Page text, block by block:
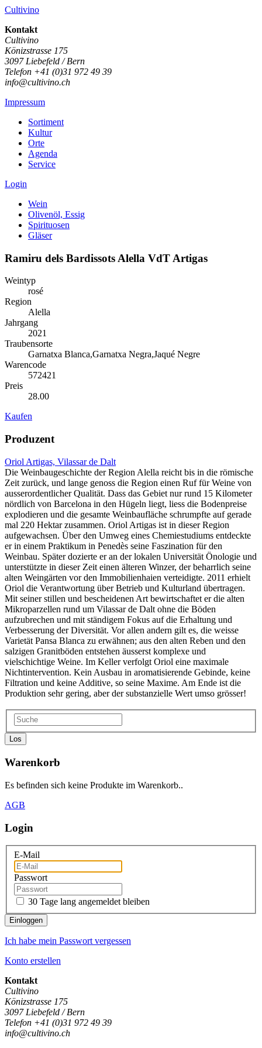
Cultivino
Kontakt
Cultivino
Könizstrasse 175
3097 Liebefeld / Bern
Telefon +41 (0)31 972 49 39
info@cultivino.ch
Impressum
Sortiment
Kultur
Orte
Agenda
Service
Login
Wein
Olivenöl, Essig
Spirituosen
Gläser
Ramiru dels Bardissots Alella VdT Artigas
Weintyp
rosé
Region
Alella
Jahrgang
2021
Traubensorte
Garnatxa Blanca,Garnatxa Negra,Jaqué Negre
Warencode
572421
Preis
28.00
Kaufen
Produzent
Oriol Artigas, Vilassar de Dalt
Die Weinbaugeschichte der Region Alella reicht bis in die römische
Zeit zurück, und lange genoss die Region einen Ruf für Weine von
ausserordentlicher Qualität. Dass das Gebiet nur rund 15 Kilometer
nördlich von Barcelona in den Hügeln liegt, liess die Bodenpreise
explodieren und die gesamte Weinbaufläche schrumpfte auf gerade
mal 220 Hektar zusammen. Oriol Artigas ist in dieser Region
aufgewachsen. Über den Umweg eines Chemiestudiums entdeckte
er in einem Praktikum in Penedès seine Faszination für den
Weinbau. Später dozierte er an der lokalen Universität Önologie und
unterstützte in dieser Zeit einen älteren Winzer, der beharrlich seine
alten Weingärten vor den Immobilienhaien verteidigte. 2011 erhielt
Oriol die Verantwortung über Betrieb und Kulturland übertragen.
Mit seiner stillen und bescheidenen Art bewirtschaftet er die alten
Mikroparzellen rund um Vilassar de Dalt ohne die Böden
aufzubrechen und mit ständigem Fokus auf die Erhaltung und
Verbesserung der Diversität. Vor allen andern gilt es, die weisse
Varietät Pansa Blanca zu erwähnen; aus den alten Reben und den
salzigen Granitböden entstehen äusserst komplexe und
vielschichtige Weine. Im Keller verfolgt Oriol eine maximale
Nichtintervention. Kein Ausbau in aromatisierende Gebinde, keine
Filtration und keine Additive, so seine Maxime. Am Ende ist die
Produktion sehr gering, aber der substanzielle Wert umso grösser!
Los
Warenkorb
Es befinden sich keine Produkte im Warenkorb..
AGB
Login
E-Mail
Passwort
30 Tage lang angemeldet bleiben
Einloggen
Ich habe mein Passwort vergessen
Konto erstellen
Kontakt
Cultivino
Könizstrasse 175
3097 Liebefeld / Bern
Telefon +41 (0)31 972 49 39
info@cultivino.ch